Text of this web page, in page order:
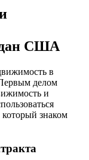
США
в
делом
и
знаком